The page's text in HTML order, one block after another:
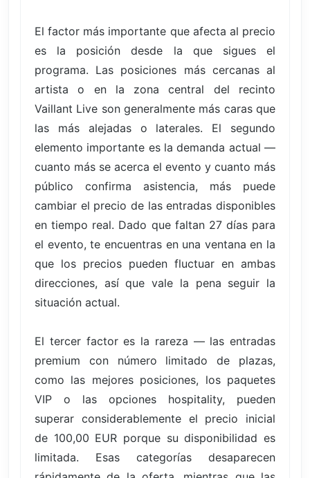
El factor más importante que afecta al precio
es la posición desde la que sigues el
programa. Las posiciones más cercanas al
artista o en la zona central del recinto
Vaillant Live son generalmente más caras que
las más alejadas o laterales. El segundo
elemento importante es la demanda actual —
cuanto más se acerca el evento y cuanto más
público confirma asistencia, más puede
cambiar el precio de las entradas disponibles
en tiempo real. Dado que faltan 27 días para
el evento, te encuentras en una ventana en la
que los precios pueden fluctuar en ambas
direcciones, así que vale la pena seguir la
situación actual.
El tercer factor es la rareza — las entradas
premium con número limitado de plazas,
como las mejores posiciones, los paquetes
VIP o las opciones hospitality, pueden
superar considerablemente el precio inicial
de 100,00 EUR porque su disponibilidad es
limitada. Esas categorías desaparecen